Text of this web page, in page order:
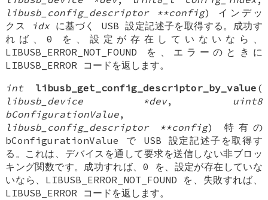
libusb_config_descriptor **config) インデッ
クス
idxに基づく USB 設定記述子を取得する。成功す
れば、0 を、設定が存在していないなら、
LIBUSB_ERROR_NOT_FOUND を、エラーのときに
LIBUSB_ERROR コードを返します。
int
libusb_get_config_descriptor_by_value (
libusb_device *dev, uint8
bConfigurationValue,
libusb_config_descriptor **config) 特有の
bConfigurationValue で USB 設定記述子を取得す
る。これは、デバイスを通して要求を送信しない非ブロッ
キング関数です。成功すれば、0 を、設定が存在していな
いなら、LIBUSB_ERROR_NOT_FOUND を、失敗すれば、
LIBUSB_ERROR コードを返します。